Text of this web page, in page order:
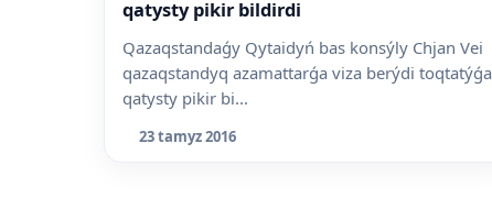
qatysty pikir bildirdi
Qazaqstandaǵy Qytaidyń bas konsýly Chjan Vei
qazaqstandyq azamattarǵa viza berýdi toqtatýǵa
qatysty pikir bi...
23 tamyz 2016